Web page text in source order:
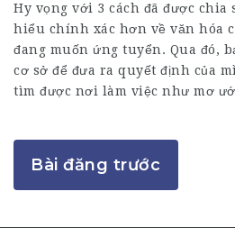
Hy vọng với 3 cách đã được chia
hiểu chính xác hơn về văn hóa
đang muốn ứng tuyển. Qua đó,
cơ sở để đưa ra quyết định của
tìm được nơi làm việc như mơ
Bài đăng trước